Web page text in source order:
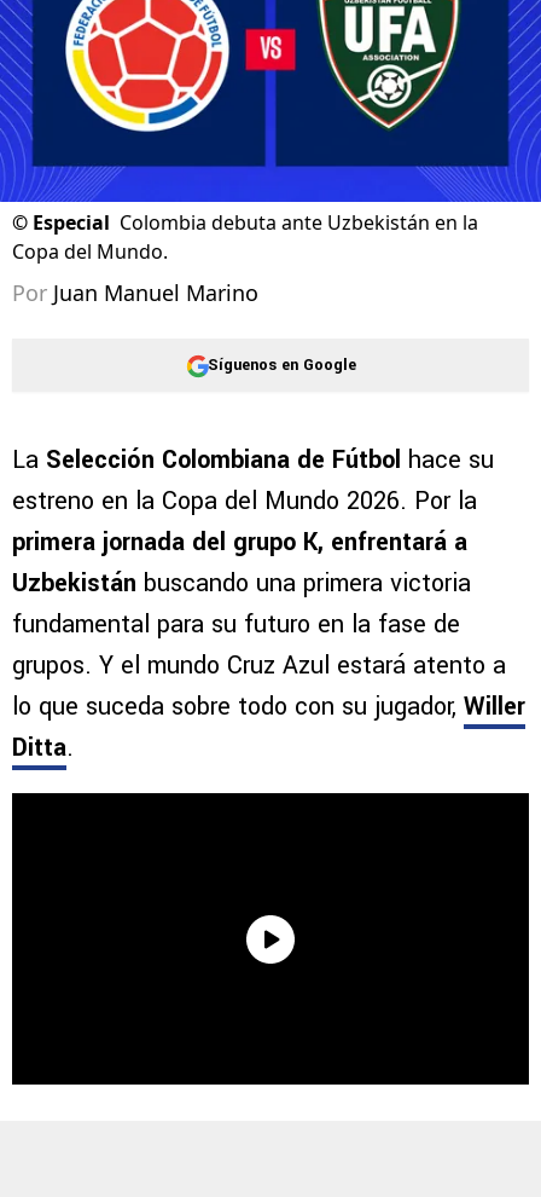
© Especial Colombia debuta ante Uzbekistán en la
Copa del Mundo.
Por Juan Manuel Marino
Síguenos en Google
La Selección Colombiana de Fútbol hace su
estreno en la Copa del Mundo 2026. Por la
primera jornada del grupo K, enfrentará a
Uzbekistán buscando una primera victoria
fundamental para su futuro en la fase de
grupos. Y el mundo Cruz Azul estará atento a
lo que suceda sobre todo con su jugador, Willer
Ditta.